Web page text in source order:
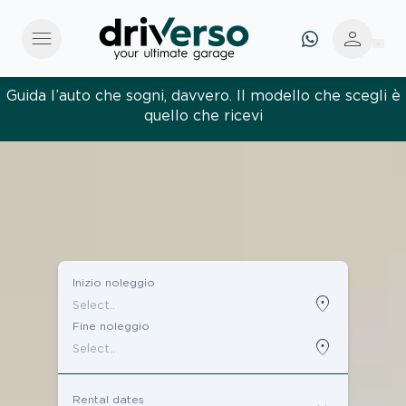
menu person
Guida l’auto che sogni, davvero. Il modello che scegli è
Ti raggiungiamo ovunque. In hotel, in villa o in
Inizio noleggio
location_on
Fine noleggio
location_on
Rental dates